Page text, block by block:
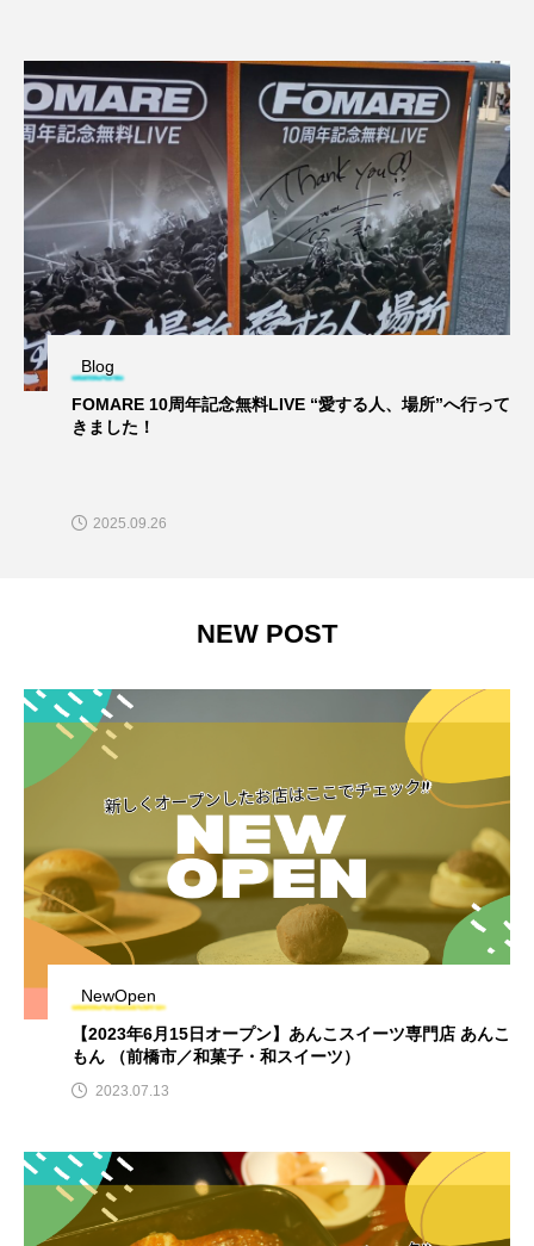
Blog
FOMARE 10周年記念無料LIVE “愛する人、場所”へ行って
きました！
2025.09.26
NEW POST
NewOpen
【2023年6月15日オープン】あんこスイーツ専門店 あんこ
もん （前橋市／和菓子・和スイーツ）
2023.07.13